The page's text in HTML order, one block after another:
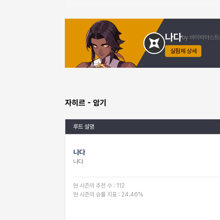
나다by 바이바야스
실험체 상세
자히르 - 암기
루트 설명
나다
나다
현 시즌의 추천 수 : 112
현 시즌의 승률 지표 : 24.46%